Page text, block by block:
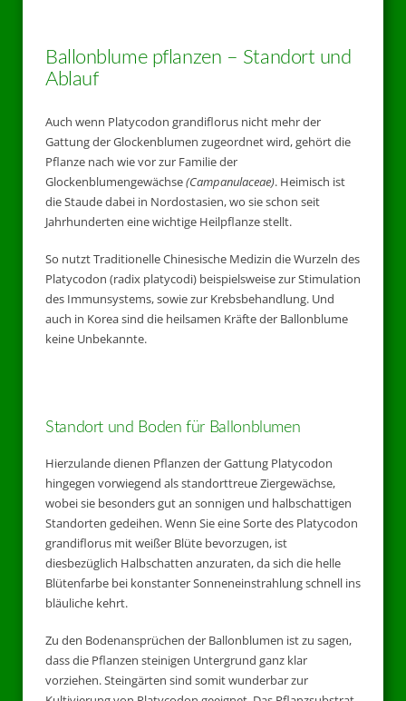
Ballonblume pflanzen – Standort und
Ablauf
Auch wenn Platycodon grandiflorus nicht mehr der
Gattung der Glockenblumen zugeordnet wird, gehört die
Pflanze nach wie vor zur Familie der
Glockenblumengewächse(Campanulaceae). Heimisch ist
die Staude dabei in Nordostasien, wo sie schon seit
Jahrhunderten eine wichtige Heilpflanze stellt.
So nutzt Traditionelle Chinesische Medizin die Wurzeln des
Platycodon (radix platycodi) beispielsweise zur Stimulation
des Immunsystems, sowie zur Krebsbehandlung. Und
auch in Korea sind die heilsamen Kräfte der Ballonblume
keine Unbekannte.
Standort und Boden für Ballonblumen
Hierzulande dienen Pflanzen der Gattung Platycodon
hingegen vorwiegend als standorttreue Ziergewächse,
wobei sie besonders gut an sonnigen und halbschattigen
Standorten gedeihen. Wenn Sie eine Sorte des Platycodon
grandiflorus mit weißer Blüte bevorzugen, ist
diesbezüglich Halbschatten anzuraten, da sich die helle
Blütenfarbe bei konstanter Sonneneinstrahlung schnell ins
bläuliche kehrt.
Zu den Bodenansprüchen der Ballonblumen ist zu sagen,
dass die Pflanzen steinigen Untergrund ganz klar
vorziehen. Steingärten sind somit wunderbar zur